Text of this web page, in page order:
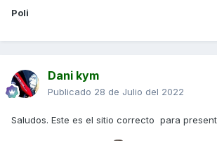
Poli
Dani kym
Publicado 28 de Julio del 2022
Saludos. Este es el sitio correcto para